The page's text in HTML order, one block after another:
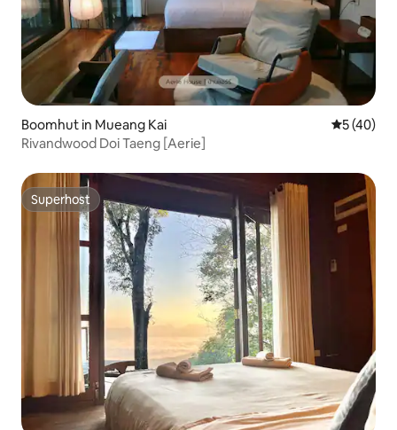
Boomhut in Mueang Kai
5 (40)
Rivandwood Doi Taeng [Aerie]
Superhost
Superhost